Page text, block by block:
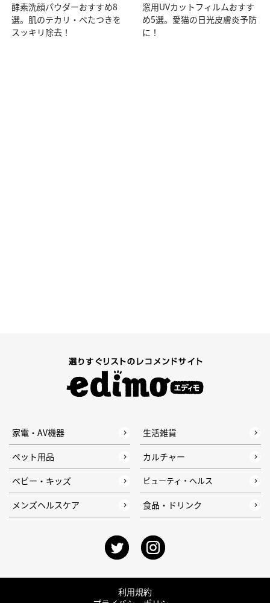
酵素洗顔パウダーおすすめ8
選。肌のテカリ・べたつきを
スッキリ除去！
窓用UVカットフィルムおすす
め5選。愛猫の日光皮膚炎予防
に！
家電・AV機器
生活雑貨
ペット用品
カルチャー
ベビー・キッズ
ビューティ・ヘルス
メンズヘルスケア 食品・ドリンク
利用規約